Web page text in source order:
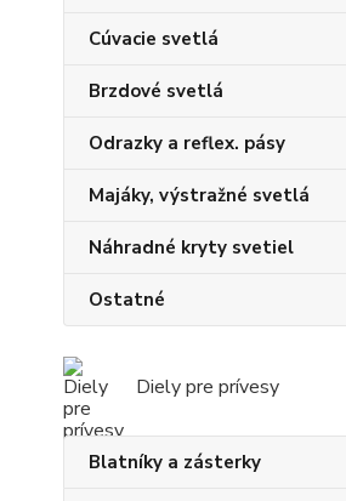
Cúvacie svetlá
Brzdové svetlá
Odrazky a reflex. pásy
Majáky, výstražné svetlá
Náhradné kryty svetiel
Ostatné
Diely pre prívesy
Blatníky a zásterky